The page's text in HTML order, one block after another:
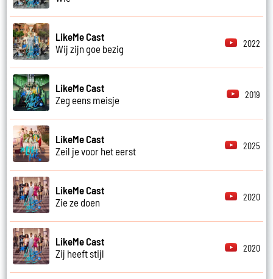
LikeMe Cast
Wij zijn goe bezig
2022
LikeMe Cast
Zeg eens meisje
2019
LikeMe Cast
Zeil je voor het eerst
2025
LikeMe Cast
Zie ze doen
2020
LikeMe Cast
Zij heeft stijl
2020